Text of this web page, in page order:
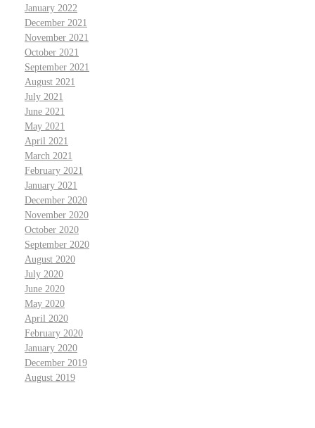
January 2022
December 2021
November 2021
October 2021
September 2021
August 2021
July 2021
June 2021
May 2021
April 2021
March 2021
February 2021
January 2021
December 2020
November 2020
October 2020
September 2020
August 2020
July 2020
June 2020
May 2020
April 2020
February 2020
January 2020
December 2019
August 2019